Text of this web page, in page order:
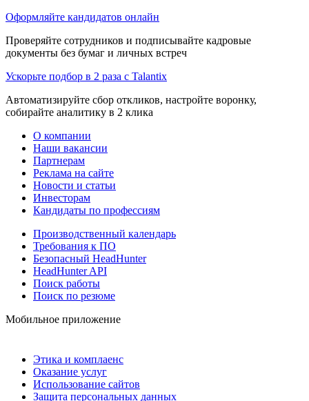
Оформляйте кандидатов онлайн
Проверяйте сотрудников и подписывайте кадровые
документы без бумаг и личных встреч
Ускорьте подбор в 2 раза с Talantix
Автоматизируйте сбор откликов, настройте воронку,
собирайте аналитику в 2 клика
О компании
Наши вакансии
Партнерам
Реклама на сайте
Новости и статьи
Инвесторам
Кандидаты по профессиям
Производственный календарь
Требования к ПО
Безопасный HeadHunter
HeadHunter API
Поиск работы
Поиск по резюме
Мобильное приложение
Этика и комплаенс
Оказание услуг
Использование сайтов
Защита персональных данных